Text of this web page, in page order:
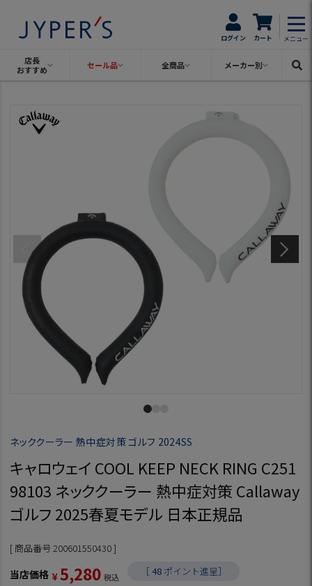
ログイン カート メニュー
店長
おすすめ
セール品 全商品 メーカー別
ネッククーラー 熱中症対策 ゴルフ 2024SS
キャロウェイ COOL KEEP NECK RING C251
98103 ネッククーラー 熱中症対策 Callaway
ゴルフ 2025春夏モデル 日本正規品
商品番号 200601550430
当店価格 ¥5,280 税込 ［ 48 ポイント進呈］